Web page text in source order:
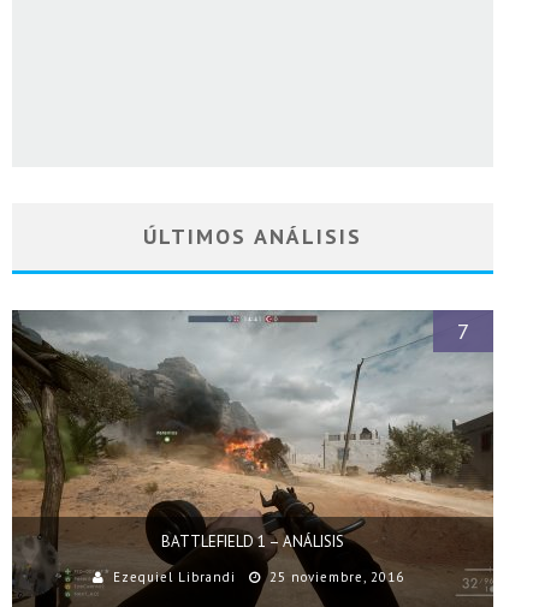
ÚLTIMOS ANÁLISIS
BATTLEFIELD 1 – ANÁLISIS
Ezequiel Librandi 25 noviembre, 2016
7